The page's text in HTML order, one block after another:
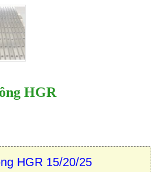
HGR
HGR 15/20/25